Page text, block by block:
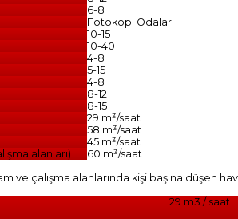
6-8
Fotokopi Odaları
10-15
10-40
4-8
5-15
4-8
8-12
8-15
29 m³/saat
58 m³/saat
45 m³/saat
alanları)
60 m³/saat
ve çalışma alanlarında kişi başına düşen
29 m3 / saat